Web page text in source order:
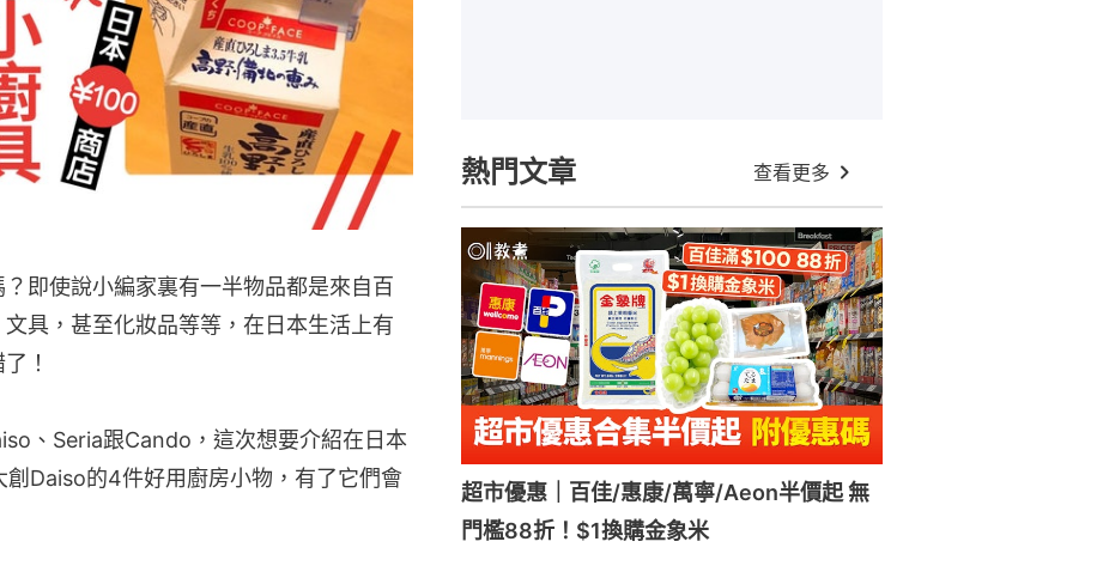
即使說小編家裏有一半物品都是來自百
具，甚至化妝品等等，在日本生活上有
！
、Seria跟Cando，這次想要介紹在日本
Daiso的4件好用廚房小物，有了它們會
熱門文章 查看更多
超市優惠｜百佳/惠康/萬寧/Aeon半價起 無
門檻88折！$1換購金象米